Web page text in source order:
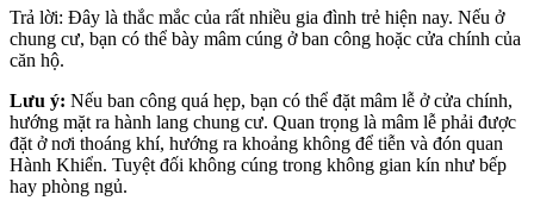
Trả lời: Đây là thắc mắc của rất nhiều gia đình trẻ hiện nay. Nếu ở
chung cư, bạn có thể bày mâm cúng ở ban công hoặc cửa chính của
căn hộ.
Lưu ý: Nếu ban công quá hẹp, bạn có thể đặt mâm lễ ở cửa chính,
hướng mặt ra hành lang chung cư. Quan trọng là mâm lễ phải được
đặt ở nơi thoáng khí, hướng ra khoảng không để tiễn và đón quan
Hành Khiển. Tuyệt đối không cúng trong không gian kín như bếp
hay phòng ngủ.